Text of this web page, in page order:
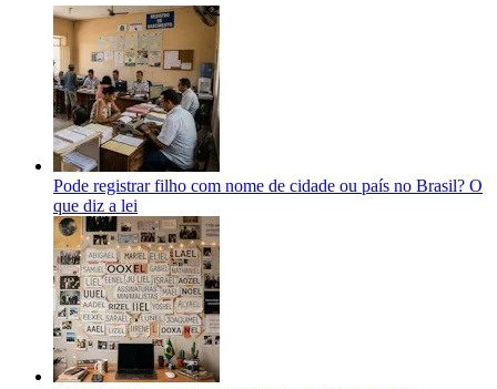
Pode registrar filho com nome de cidade ou país no Brasil? O
que diz a lei